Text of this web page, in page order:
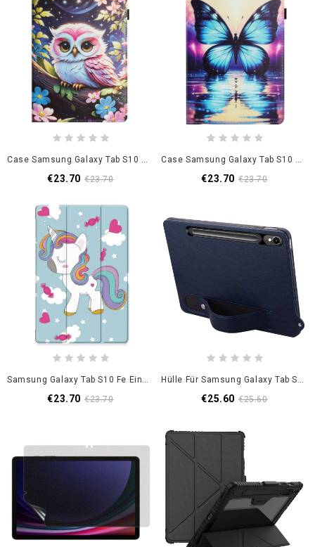
Case Samsung Galaxy Tab S10 Fe Eulen-Design
€23.70 €23.70
Case Samsung Galaxy Tab S10 Fe Handyhülle Schmetterling
€23.70 €23.70
Samsung Galaxy Tab S10 Fe Einhorn
€23.70 €23.70
Hülle Für Samsung Galaxy Tab S10 Fe Handschlaufe
€25.60 €25.60